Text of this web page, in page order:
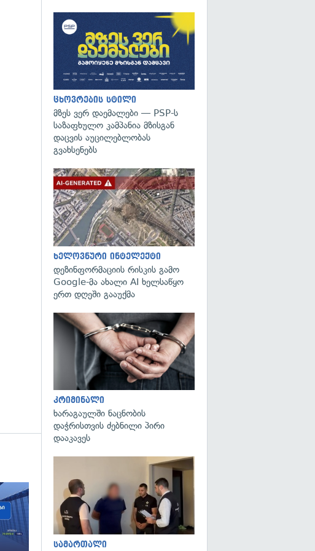
ცხოვრების სტილი
მზეს ვერ დაემალები — PSP-ს
საზაფხულო კამპანია მზისგან
დაცვის აუცილებლობას
გვახსენებს
ხელოვნური ინტელექტი
დეზინფორმაციის რისკის გამო
Google-მა ახალი AI ხელსაწყო
ერთ დღეში გააუქმა
კრიმინალი
ხარაგაულში ნაცნობის
დაჭრისთვის ძებნილი პირი
დააკავეს
სამართალი